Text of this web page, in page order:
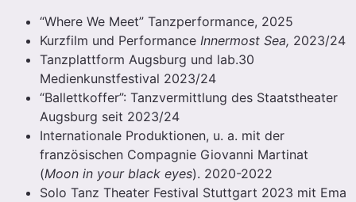
“Where We Meet” Tanzperformance, 2025
Kurzfilm und Performance Innermost Sea, 2023/24
Tanzplattform Augsburg und lab.30
Medienkunstfestival 2023/24
“Ballettkoffer”: Tanzvermittlung des Staatstheater
Augsburg seit 2023/24
Internationale Produktionen, u. a. mit der
französischen Compagnie Giovanni Martinat
(Moon in your black eyes). 2020-2022
Solo Tanz Theater Festival Stuttgart 2023 mit Ema